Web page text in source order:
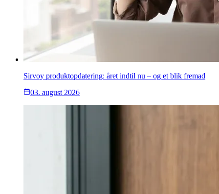
Sirvoy produktopdatering: året indtil nu – og et blik fremad
03. august 2026